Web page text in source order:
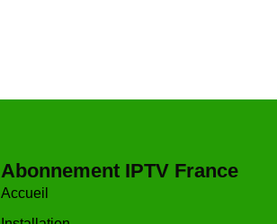
Abonnement IPTV France
Accueil